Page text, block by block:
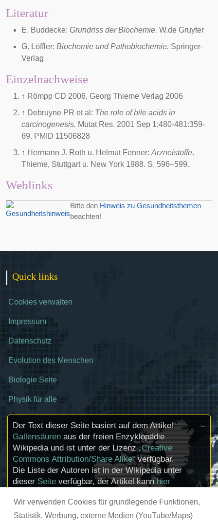
Wir verwenden Cookies für grundlegende Funktionen,
Statistik, Werbung, externe Medien (YouTube/Maps)
Literatur
E. Buddecke: Grundriss der Biochemie. W.de Gruyter
G. Löffler: Biochemie und Pathobiochemie. Springer-
Verlag
Einzelnachweise
↑ Römpp CD 2006, Georg Thieme Verlag 2006
↑ Debruyne PR et al: The role of bile acids in
carcinogenesis. Mutat Res. 2001 Sep 1;480-481:359-
69. PMID 11506828
↑ Hermann J. Roth u. Helmut Fenner: Arzneistoffe.
Thieme, Stuttgart u. New York 1988. S. 596–599.
Weblinks
Bitte den Hinweis zu Gesundheitsthemen
beachten!
Quick links
Cookies verwalten
Impressum
Datenschutz
Evolution des Menschen
Biologie Seite
Physik für alle
Der Text dieser Seite basiert auf dem Artikel
Gallensäuren aus der freien Enzyklopädie
Wikipedia und ist unter der Lizenz„Creative
Commons Attribution/Share Alike“verfügbar.
Die Liste der Autoren ist in der Wikipedia unter
dieser Seite verfügbar, der Artikel kann hier
Urhebern und zum Lizenzstatus eingebundener
Mediendateien (etwa Bilder oder Videos) können